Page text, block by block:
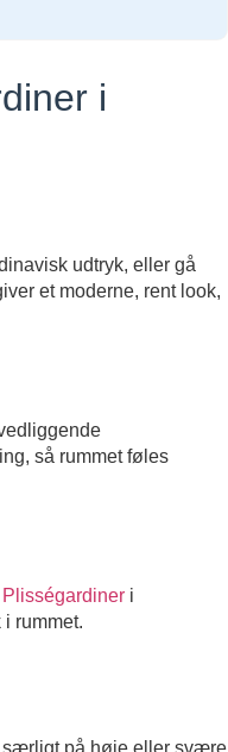
i
udtryk, eller gå
et moderne, rent look,
så rummet føles
Plisségardiner i
rummet.
særligt på høje eller svære